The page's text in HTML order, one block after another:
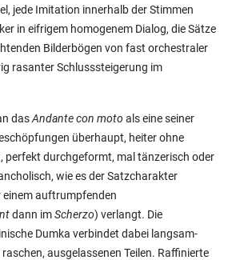
jede Imitation innerhalb der Stimmen
in eifrigem homogenem Dialog, die Sätze
Bilderbögen von fast orchestraler
rasanter Schlusssteigerung im
dasAndante con motoals eine seiner
überhaupt, heiter ohne
perfekt durchgeformt, mal tänzerisch oder
wie es der Satzcharakter
einem auftrumpfenden
dann imScherzo) verlangt. Die
Dumka verbindet dabei langsam-
ausgelassenen Teilen. Raffinierte